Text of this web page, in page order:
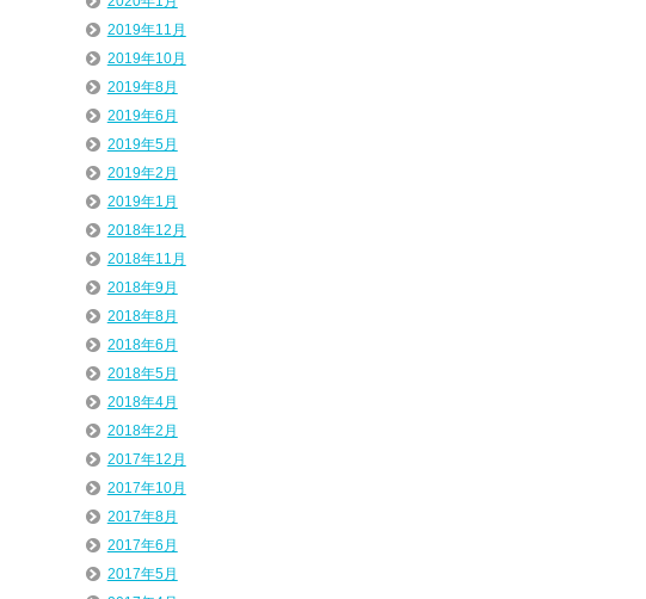
2019年11月
2019年10月
2019年8月
2019年6月
2019年5月
2019年2月
2019年1月
2018年12月
2018年11月
2018年9月
2018年8月
2018年6月
2018年5月
2018年4月
2018年2月
2017年12月
2017年10月
2017年8月
2017年6月
2017年5月